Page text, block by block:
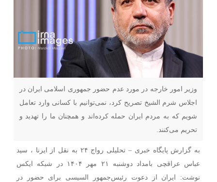
وزیر امور خارجه در مورد عدم حضور جمهوری اسلامی ایران در
اجلاس شرم الشیخ تصریح کرد، نمی‌توانیم با کسانی وارد تعامل
شویم که به مردم ایران حمله کرده‌اند و همچنان ما را تهدید و
تحریم می‌کنند.
به گزارش پایگاه خبری – تحلیلی رواج ۲۴ به نقل از ایرنا ، سید
عباس عراقچی بامداد دوشنبه ۲۱ مهر ۱۴۰۴ در شبکه ایکس
نوشت: ایران از دعوت رئیس‌جمهور السیسی برای حضور در